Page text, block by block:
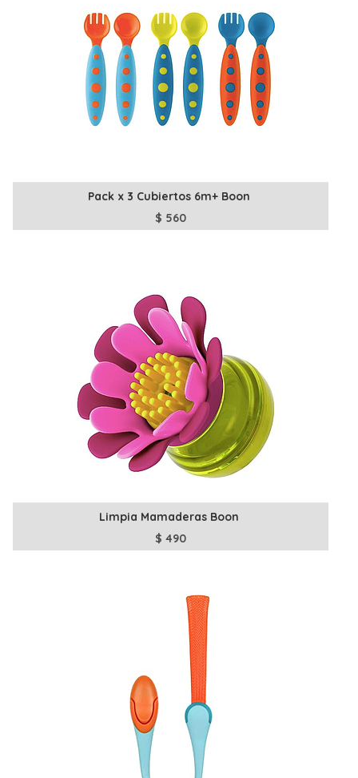
Pack x 3 Cubiertos 6m+ Boon
$ 560
Limpia Mamaderas Boon
$490